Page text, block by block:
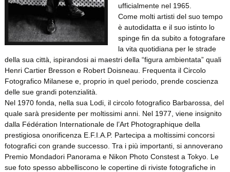
ufficialmente nel 1965.
Come molti artisti del suo tempo
è autodidatta e il suo istinto lo
spinge fin da subito a fotografare
la vita quotidiana per le strade
della sua città, ispirandosi ai maestri della “figura ambientata” quali
Henri Cartier Bresson e Robert Doisneau. Frequenta il Circolo
Fotografico Milanese e, proprio in quel periodo, prende coscienza
delle sue grandi potenzialità.
Nel 1970 fonda, nella sua Lodi, il circolo fotografico Barbarossa, del
quale sarà presidente per moltissimi anni. Nel 1977, viene insignito
dalla Fédération Internationale de l’Art Photographique della
prestigiosa onorificenza E.F.I.A.P. Partecipa a moltissimi concorsi
fotografici con grande successo. Tra i più importanti, si annoverano
Premio Mondadori Panorama e Nikon Photo Constest a Tokyo. Le
sue foto spesso abbelliscono le copertine di riviste fotografiche in